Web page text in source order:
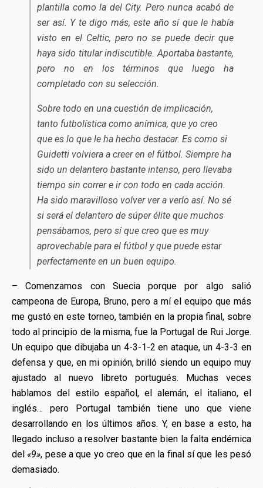
plantilla como la del City. Pero nunca acabó de
ser así. Y te digo más, este año sí que le había
visto en el Celtic, pero no se puede decir que
haya sido titular indiscutible. Aportaba bastante,
pero no en los términos que luego ha
completado con su selección.
Sobre todo en una cuestión de implicación,
tanto futbolística como anímica, que yo creo
que es lo que le ha hecho destacar. Es como si
Guidetti volviera a creer en el fútbol. Siempre ha
sido un delantero bastante intenso, pero llevaba
tiempo sin correr e ir con todo en cada acción.
Ha sido maravilloso volver ver a verlo así. No sé
si será el delantero de súper élite que muchos
pensábamos, pero sí que creo que es muy
aprovechable para el fútbol y que puede estar
perfectamente en un buen equipo.
– Comenzamos con Suecia porque por algo salió
campeona de Europa, Bruno, pero a mí el equipo que más
me gustó en este torneo, también en la propia final, sobre
todo al principio de la misma, fue la Portugal de Rui Jorge.
Un equipo que dibujaba un 4-3-1-2 en ataque, un 4-3-3 en
defensa y que, en mi opinión, brilló siendo un equipo muy
ajustado al nuevo libreto portugués. Muchas veces
hablamos del estilo español, el alemán, el italiano, el
inglés… pero Portugal también tiene uno que viene
desarrollando en los últimos años. Y, en base a esto, ha
llegado incluso a resolver bastante bien la falta endémica
del«9», pese a que yo creo que en la final sí que les pesó
demasiado.